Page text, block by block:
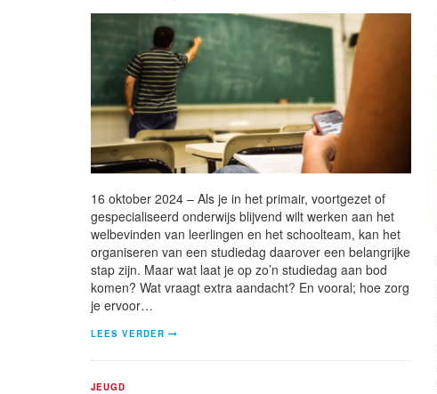
16 oktober 2024 – Als je in het primair, voortgezet of
gespecialiseerd onderwijs blijvend wilt werken aan het
welbevinden van leerlingen en het schoolteam, kan het
organiseren van een studiedag daarover een belangrijke
stap zijn. Maar wat laat je op zo’n studiedag aan bod
komen? Wat vraagt extra aandacht? En vooral; hoe zorg
je ervoor…
LEES VERDER
JEUGD